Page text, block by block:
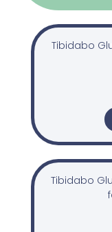
Tibidabo
Tibidabo